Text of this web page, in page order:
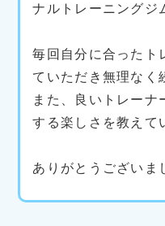
ナルトレーニングジ
毎回自分に合ったト
ていただき無理なく
また、良いトレーナ
する楽しさを教えて
ありがとうございま